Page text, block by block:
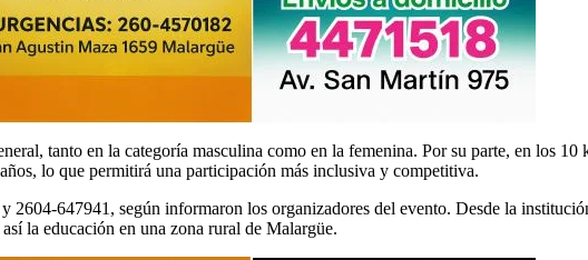
tanto en la categoría masculina como en la femenina. Por su parte, en los 10
lo que permitirá una participación más inclusiva y competitiva.
647941, según informaron los organizadores del evento. Desde la
la educación en una zona rural de Malargüe.